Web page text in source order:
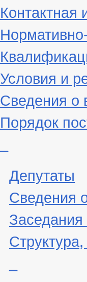
Условия и
Сведения о
Порядок
Депутаты
Сведения
Заседания